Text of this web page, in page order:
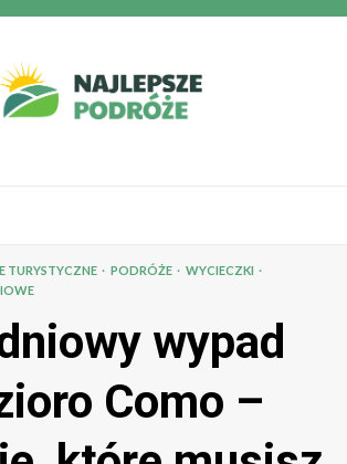
TURYSTYCZNE PODRÓŻE
WYCIECZKI
wypad
Como –